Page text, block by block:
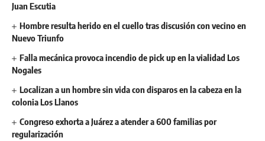
Juan Escutia
Hombre resulta herido en el cuello tras discusión con vecino en
Nuevo Triunfo
Falla mecánica provoca incendio de pick up en la vialidad Los
Nogales
Localizan a un hombre sin vida con disparos en la cabeza en la
colonia Los Llanos
Congreso exhorta a Juárez a atender a 600 familias por
regularización